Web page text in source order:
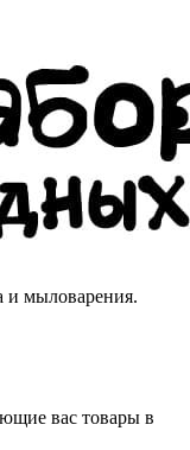
и мыловарения.
вас товары в